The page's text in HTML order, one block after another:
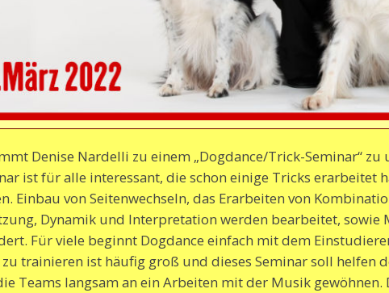
Denise Nardelli zu einem „Dogdance/Trick-Seminar“ zu
ist für alle interessant, die schon einige Tricks erarbeitet
Einbau von Seitenwechseln, das Erarbeiten von
Dynamik und Interpretation werden bearbeitet,
Für viele beginnt Dogdance einfach mit dem
trainieren ist häufig groß und dieses Seminar soll helfen
Teams langsam an ein Arbeiten mit der Musik